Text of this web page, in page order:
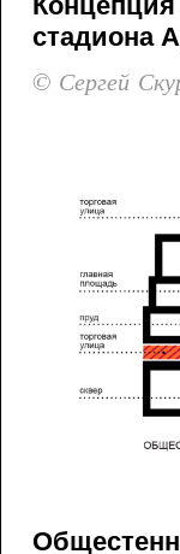
стадиона
© Сергей